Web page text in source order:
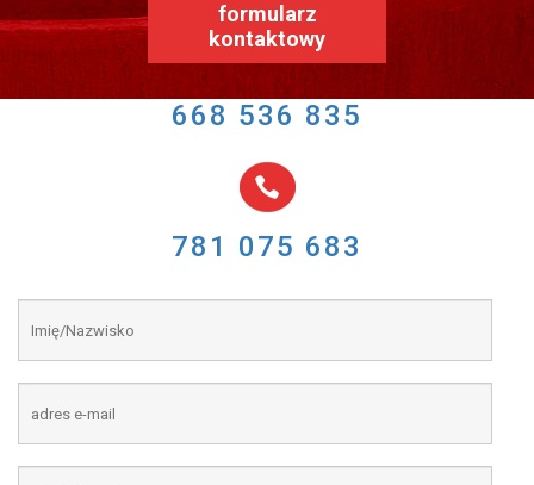
formularz
kontaktowy
668 536 835
781 075 683